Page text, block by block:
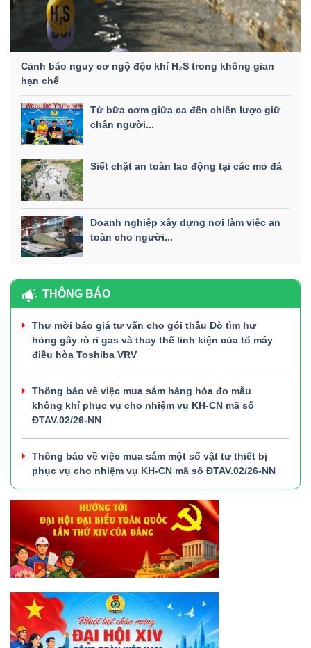
Cảnh báo nguy cơ ngộ độc khí H₂S trong không gian
hạn chế
Từ bữa cơm giữa ca đến chiến lược giữ
chân người...
Siết chặt an toàn lao động tại các mỏ đá
Doanh nghiệp xây dựng nơi làm việc an
toàn cho người...
THÔNG BÁO
Thư mời báo giá tư vấn cho gói thầu Dò tìm hư
hỏng gây rò rỉ gas và thay thế linh kiện của tổ máy
điều hòa Toshiba VRV
Thông báo về việc mua sắm hàng hóa đo mẫu
không khí phục vụ cho nhiệm vụ KH-CN mã số
ĐTAV.02/26-NN
Thông báo về việc mua sắm một số vật tư thiết bị
phục vụ cho nhiệm vụ KH-CN mã số ĐTAV.02/26-NN